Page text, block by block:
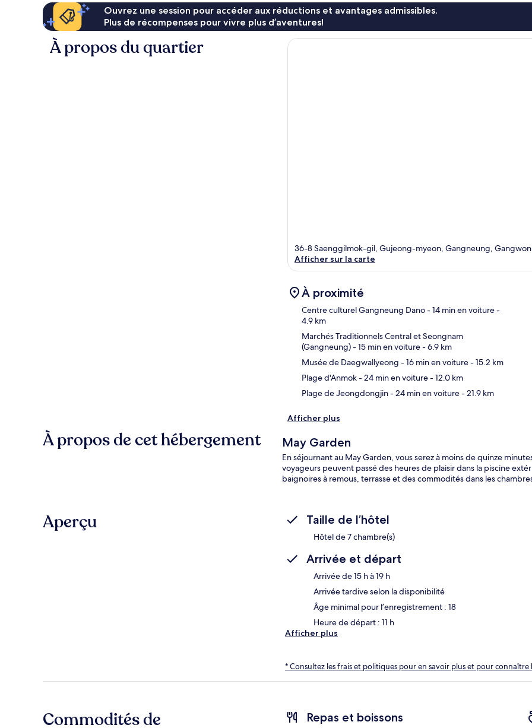
Ouvrez une session pour accéder aux réductions et avantages admissibles.
Plus de récompenses pour vivre plus d’aventures!
À propos du quartier
36-8 Saenggilmok-gil, Gujeong-myeon, Gangneung,
Afficher sur la carte
À proximité
Centre culturel Gangneung Dano- 14 min en voiture-
4.9 km
Marchés Traditionnels Central et Seongnam
(Gangneung)- 15 min en voiture- 6.9 km
Musée de Daegwallyeong - 16 min en voiture- 15.2 km
Plage d'Anmok- 24 min en voiture- 12.0 km
Plage de Jeongdongjin- 24 min en voiture- 21.9 km
Afficher plus
À propos de cet hébergement May Garden
En séjournant au May Garden, vous serez à moins de quinze
voyageurs peuvent passé des heures de plaisir dans la piscine
baignoires à remous, terrasse et des commodités dans les
Aperçu Taille de l’hôtel
Hôtel de 7 chambre(s)
Arrivée et départ
Arrivée de 15 h à 19 h
Arrivée tardive selon la disponibilité
Âge minimal pour l’enregistrement : 18
Heure de départ : 11 h
Afficher plus
* Consultez les frais et politiques pour en savoir plus et pour connaître
Commodités de
Repas et boissons